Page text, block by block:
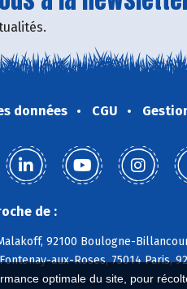
optimale du site, pour
données CGU
de :
92100 Boulogne-
aux-Roses, 75014 Paris,